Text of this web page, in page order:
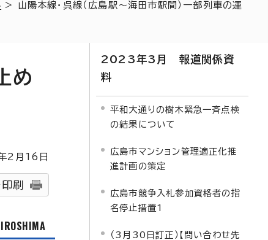
> 山陽本線・呉線（広島駅～海田市駅間）一部列車の運
め
2月 16 日
刷
2023年3月 報道関係資
料
平和大通りの樹木緊急一斉点検
の結果について
広島市マンション管理適正化推
進計画の策定
広島市競争入札参加資格者の指
名停止措置1
（3月30日訂正）【問い合わせ先